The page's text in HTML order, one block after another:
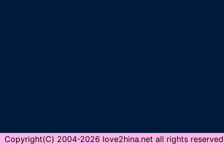
Copyright(C) 2004-2026 love2hina.net all rights